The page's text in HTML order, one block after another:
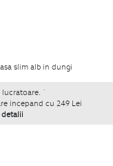
slim alb in dungi
`
incepand cu 249 Lei
detalii